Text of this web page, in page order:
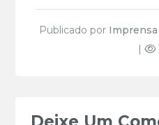
Publicado por Imprensa